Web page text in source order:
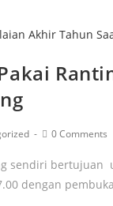
0 Comments
sendiri
dengan